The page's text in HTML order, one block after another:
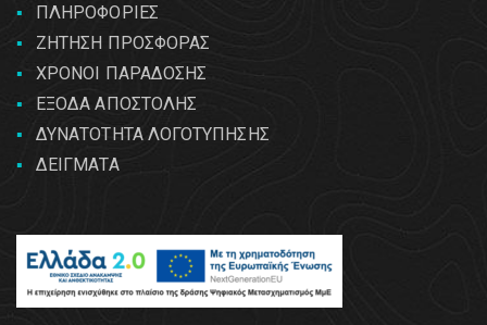
ΠΛΗΡΟΦΟΡΙΕΣ
ΖΗΤΗΣΗ ΠΡΟΣΦΟΡΑΣ
ΧΡΟΝΟΙ ΠΑΡΑΔΟΣΗΣ
ΕΞΟΔΑ ΑΠΟΣΤΟΛΗΣ
ΔΥΝΑΤΟΤΗΤΑ ΛΟΓΟΤΥΠΗΣΗΣ
ΔΕΙΓΜΑΤΑ